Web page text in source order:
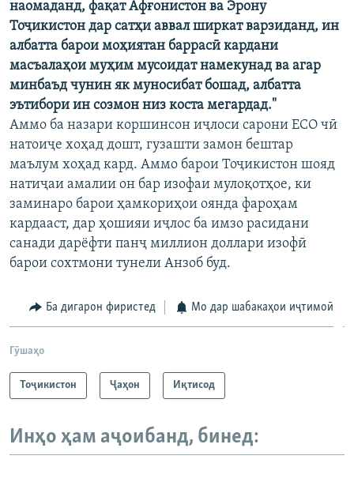
наомаданд, фақат Афғонистон ва Эрону
Тоҷикистон дар сатҳи аввал ширкат варзиданд, ин
албатта барои моҳиятан баррасӣ кардани
масъалаҳои муҳим мусоидат намекунад ва агар
минбаъд чунин як муносибат бошад, албатта
эътибори ин созмон низ коста мегардад."
Аммо ба назари коршинсон иҷлоси сарони ЕСО чӣ
натоиҷе хоҳад дошт, гузашти замон бештар
маълум хоҳад кард. Аммо барои Тоҷикистон шояд
натиҷаи амалии он бар изофаи мулоқотҳое, ки
заминаро барои ҳамкориҳои оянда фароҳам
кардааст, дар ҳошияи иҷлос ба имзо расидани
санади дарёфти панҷ миллион доллари изофӣ
барои сохтмони тунели Анзоб буд.
Ба дигарон фиристед Мо дар шабакаҳои иҷтимоӣ
Гӯшаҳо
Тоҷикистон Ҷаҳон Иқтисод
Инҳо ҳам аҷоибанд, бинед: